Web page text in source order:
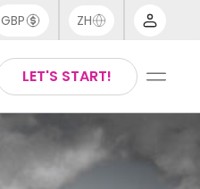
GBP ZH
LET'S START!